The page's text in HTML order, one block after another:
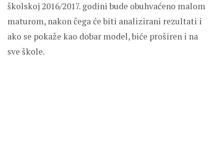
školskoj 2016/2017. godini bude obuhvaćeno malom
maturom, nakon čega će biti analizirani rezultati i
ako se pokaže kao dobar model, biće proširen i na
sve škole.